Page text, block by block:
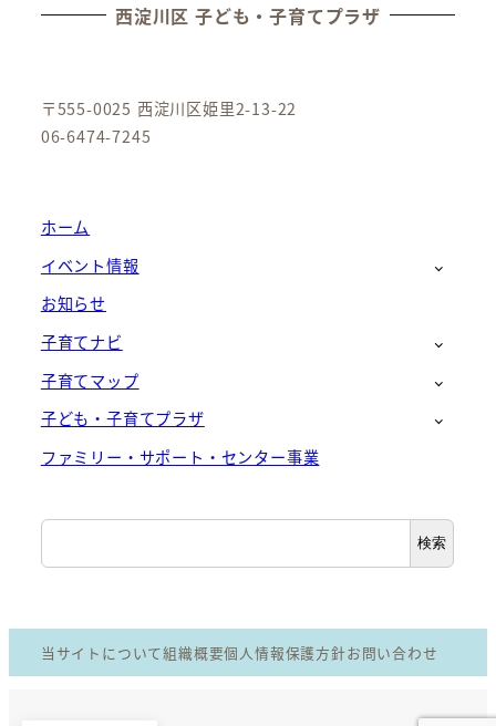
西淀川区 子ども・子育てプラザ
〒555-0025 西淀川区姫里2-13-22
06-6474-7245
ホーム
イベント情報
お知らせ
子育てナビ
子育てマップ
子ども・子育てプラザ
ファミリー・サポート・センター事業
検
索
検索
当サイトについて組織概要個人情報保護方針お問い合わせ